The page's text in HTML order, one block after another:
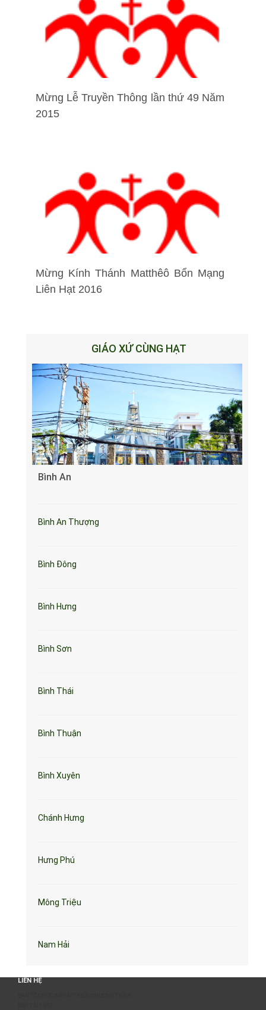
Mừng Lễ Truyền Thông lần thứ 49 Năm
2015
Mừng Kính Thánh Matthêô Bổn Mạng
Liên Hạt 2016
GIÁO XỨ CÙNG HẠT
Bình An
Bình An Thượng
Bình Đông
Bình Hưng
Bình Sơn
Bình Thái
Bình Thuận
Bình Xuyên
Chánh Hưng
Hưng Phú
Mông Triệu
Nam Hải
LIÊN HỆ